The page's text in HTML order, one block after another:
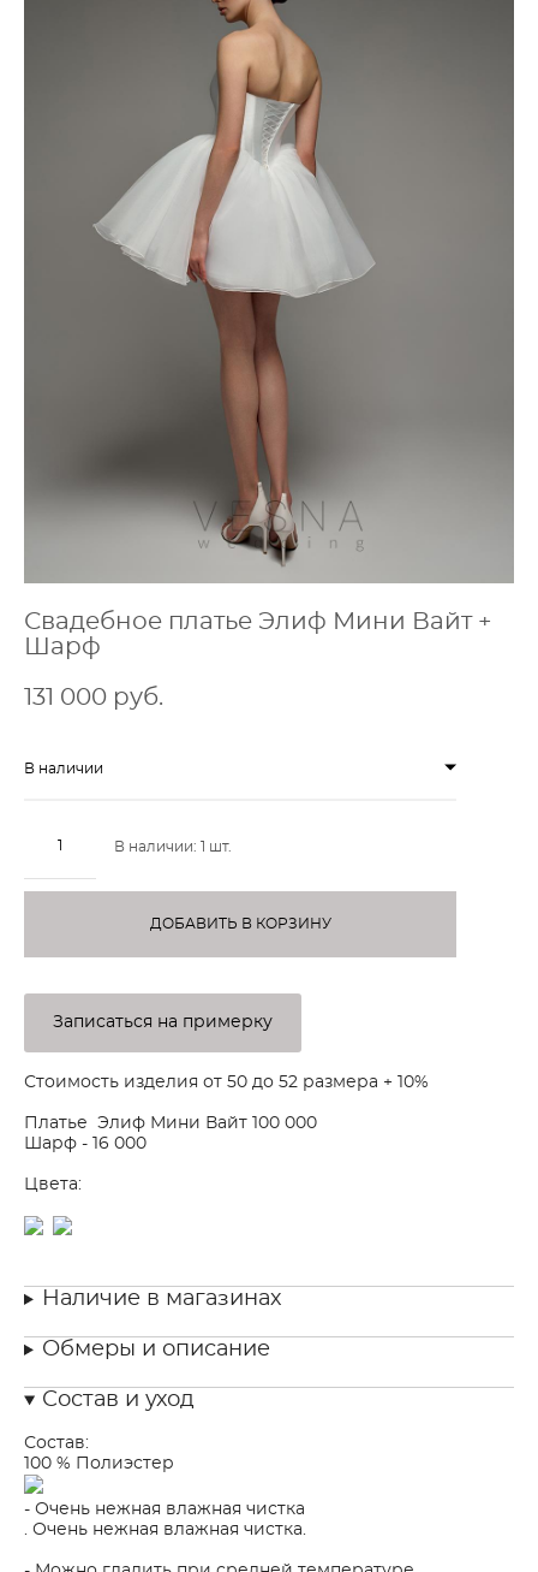
Свадебное платье Элиф Мини Вайт +
Шарф
131 000 pуб.
В наличии
В наличии: 1 шт.
ДОБАВИТЬ В КОРЗИНУ
Записаться на примерку
Стоимость изделия от 50 до 52 размера + 10%
Платье Элиф Мини Вайт 100 000
Шарф - 16 000
Цвета:
Наличие в магазинах
Обмеры и описание
Состав и уход
Состав:
100 % Полиэстер
- Очень нежная влажная чистка
. Очень нежная влажная чистка.